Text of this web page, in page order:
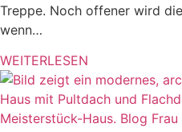
Treppe. Noch offener wird
wenn…
WEITERLESEN